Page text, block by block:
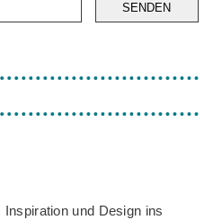
SENDEN
und Design ins